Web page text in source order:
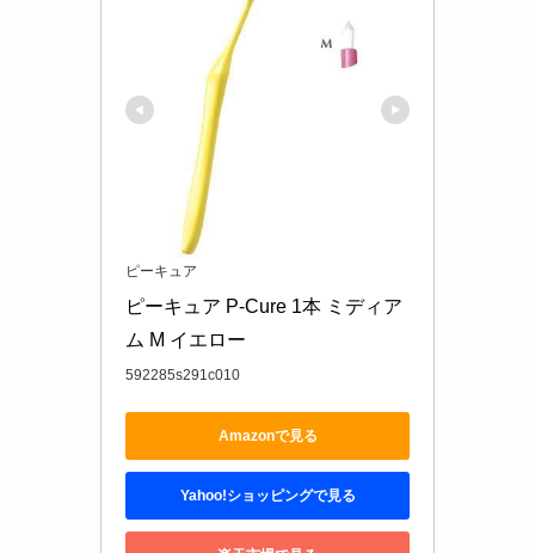
ピーキュア
ピーキュア P-Cure 1本 ミディア
ム M イエロー
592285s291c010
Amazonで見る
Yahoo!ショッピングで見る